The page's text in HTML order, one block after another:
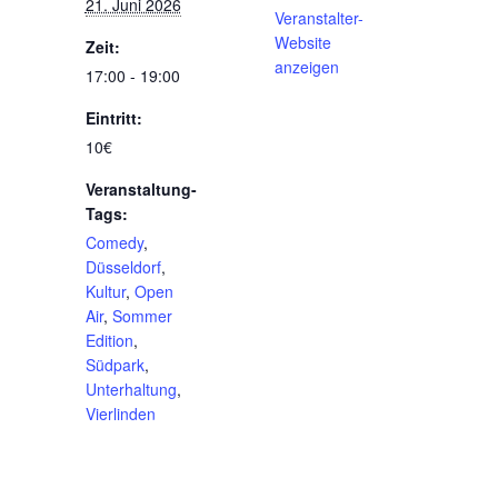
21. Juni 2026
Zeit:
17:00 - 19:00
Eintritt:
10€
Veranstaltung-
Tags:
Comedy,
Düsseldorf,
Kultur, Open
Air, Sommer
Edition,
Südpark,
Unterhaltung,
Vierlinden
Veranstalter-
Website
anzeigen